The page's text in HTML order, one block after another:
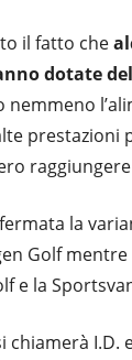
il fatto che
dotate
nemmeno
prestazioni
la
Golf
e la
chiamerà I.D.